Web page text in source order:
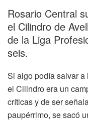
Rosario Central
el Cilindro de
de la Liga
seis.
Si algo podía salvar
el Cilindro era un
críticas y de ser
paupérrimo, se sacó